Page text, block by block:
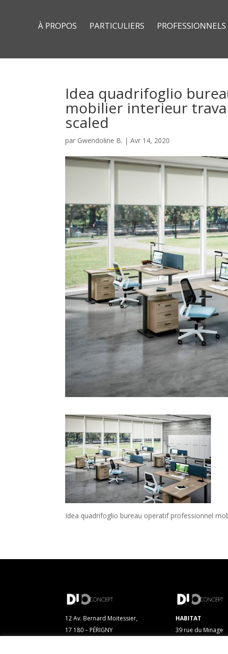
À PROPOS PARTICULIERS PROFESSIONNELS
Idea quadrifoglio
mobilier interieur
scaled
par Gwendoline B. |Avr 14, 2020
Idea quadrifoglio bureau operatif professionnel
12 Av. Bernard Moitessier,
17 180 – PÉRIGNY
HABITAT
39 rue du Minage